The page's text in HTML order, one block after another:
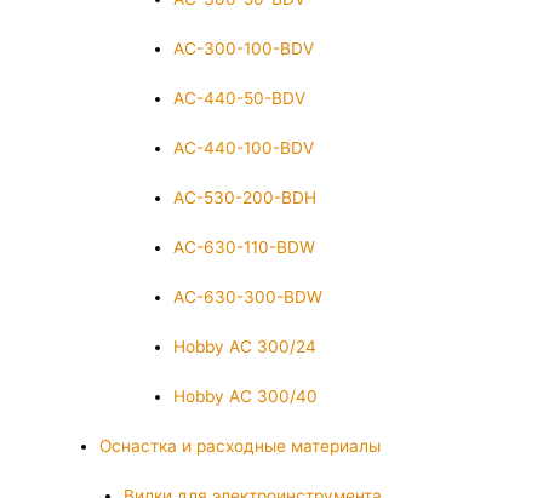
AC-300-100-BDV
AC-440-50-BDV
AC-440-100-BDV
AC-530-200-BDH
AC-630-110-BDW
AC-630-300-BDW
Hobby AC 300/24
Hobby AC 300/40
Оснастка и расходные материалы